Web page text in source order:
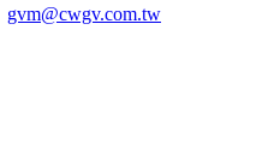
gvm@cwgv.com.tw